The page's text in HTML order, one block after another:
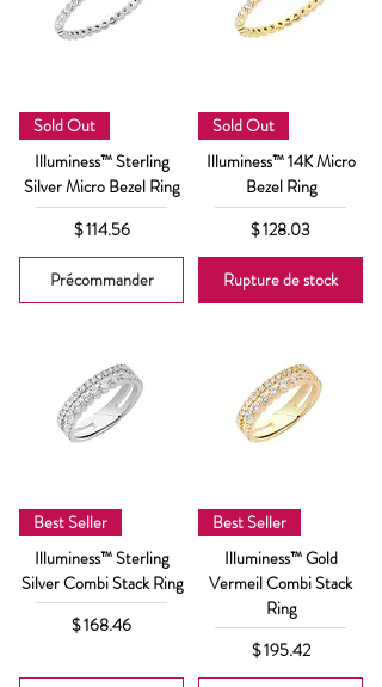
Sold Out
Illuminess™ Sterling
Silver Micro Bezel Ring
Prix
$ 114.56
Précommander
Sold Out
Illuminess™ 14K Micro
Bezel Ring
Prix
$ 128.03
Rupture de stock
Best Seller
Illuminess™ Sterling
Silver Combi Stack Ring
Prix
$ 168.46
Best Seller
Illuminess™ Gold
Vermeil Combi Stack
Ring
Prix
$ 195.42